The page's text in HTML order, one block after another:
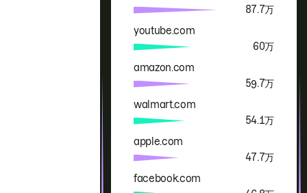
87.7万
youtube.com
60万
amazon.com
59.7万
walmart.com
54.1万
apple.com
47.7万
facebook.com